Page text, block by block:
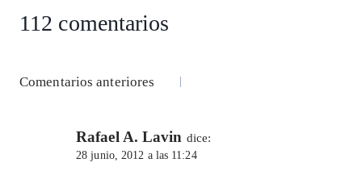
p
k
112 comentarios
Navegación
comentarios
Comentarios anteriores
Rafael A. Lavin dice:
28 junio, 2012 a las 11:24